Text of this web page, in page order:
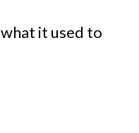
it used to